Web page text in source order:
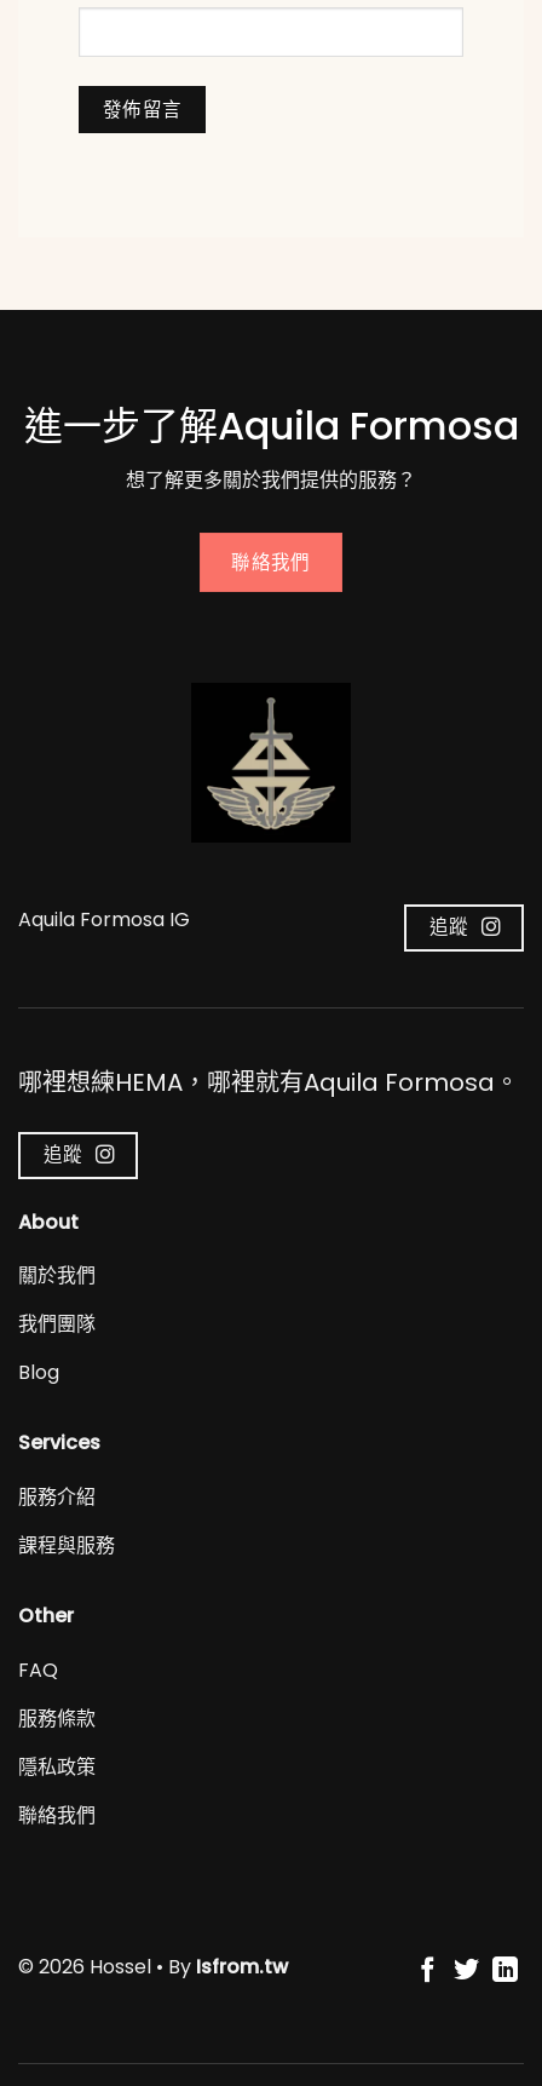
進一步了解Aquila Formosa
想了解更多關於我們提供的服務？
聯絡我們
Aquila Formosa IG 追蹤
哪裡想練HEMA，哪裡就有Aquila Formosa。
追蹤
About
關於我們
我們團隊
Blog
Services
服務介紹
課程與服務
Other
FAQ
服務條款
隱私政策
聯絡我們
© 2026 Hossel • By Isfrom.tw